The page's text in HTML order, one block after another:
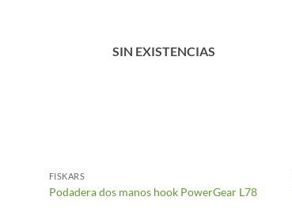
SIN EXISTENCIAS
FISKARS
Podadera dos manos hook PowerGear L78